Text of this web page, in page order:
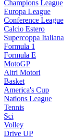
Champions League
Europa League
Conference League
Calcio Estero
Supercoppa Italiana
Formula 1
Formula E
MotoGP
Altri Motori
Basket
America's Cup
Nations League
Tennis
Sci
Volley
Drive UP